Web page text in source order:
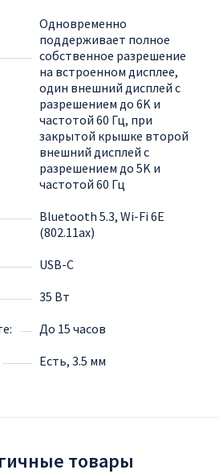
Одновременно
поддерживает полное
собственное разрешение
на встроенном дисплее,
один внешний дисплей с
разрешением до 6K и
частотой 60 Гц, при
закрытой крышке второй
внешний дисплей с
разрешением до 5K и
частотой 60 Гц
Bluetooth 5.3, Wi-Fi 6E
(802.11ax)
USB-C
35 Вт
До 15 часов
Есть, 3.5 мм
товары